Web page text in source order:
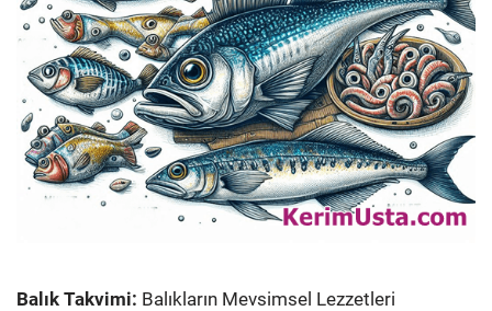
Balık Takvimi: Balıkların Mevsimsel Lezzetleri